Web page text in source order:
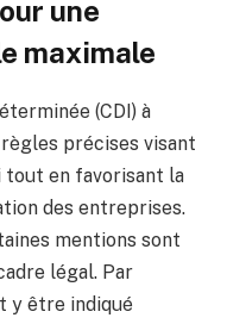
une
maximale
(CDI) à
précises visant
tout en favorisant la
des entreprises.
mentions sont
légal. Par
y être indiqué